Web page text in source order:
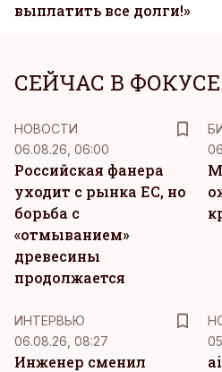
выплатить все долги!»
СЕЙЧАС В ФОКУСЕ
НОВОСТИ
06.08.26, 06:00
Российская фанера
уходит с рынка ЕС, но
борьба с
«отмыванием»
древесины
продолжается
ИНТЕРВЬЮ
06.08.26, 08:27
Инженер сменил